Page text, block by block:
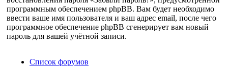
программным обеспечением phpBB. Вам будет необходимо
ввести ваше имя пользователя и ваш адрес email, после чего
программное обеспечение phpBB сгенерирует вам новый
пароль для вашей учётной записи.
Список форумов